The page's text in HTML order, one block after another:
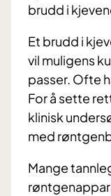
brudd i
Et brudd i
vil muligens
passer. Ofte
For å sette
klinisk
med
Mange